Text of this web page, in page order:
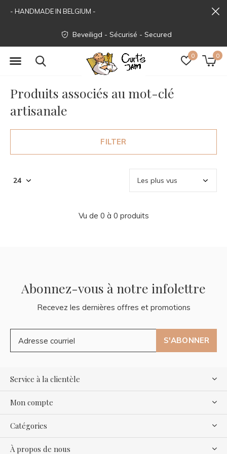
0 0
Beveiligd - Sécurisé - Secured
- HANDMADE IN BELGIUM -
Produits associés au mot-clé
artisanale
FILTER
Vu de 0 à 0 produits
Abonnez-vous à notre infolettre
Recevez les dernières offres et promotions
S'ABONNER
Service à la clientèle
Mon compte
Catégories
À propos de nous